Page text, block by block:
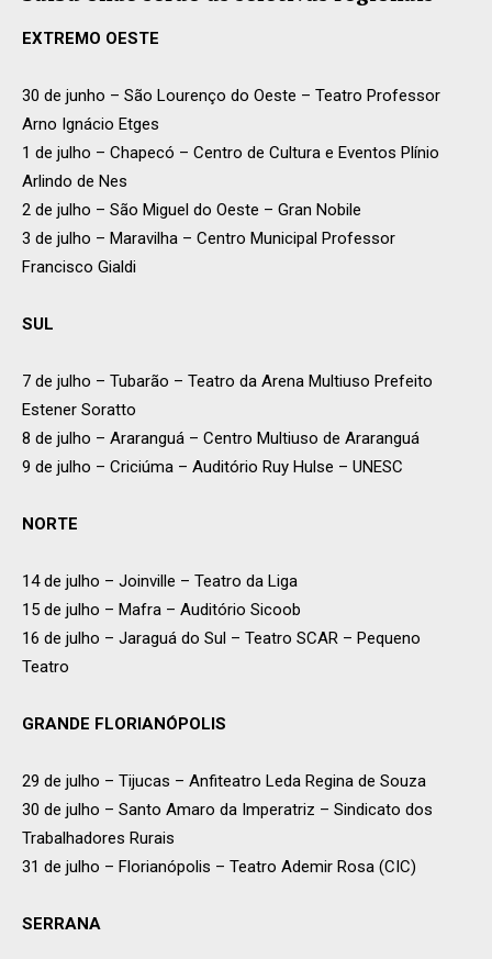
EXTREMO OESTE
30 de junho – São Lourenço do Oeste – Teatro Professor
Arno Ignácio Etges
1 de julho – Chapecó – Centro de Cultura e Eventos Plínio
Arlindo de Nes
2 de julho – São Miguel do Oeste – Gran Nobile
3 de julho – Maravilha – Centro Municipal Professor
Francisco Gialdi
SUL
7 de julho – Tubarão – Teatro da Arena Multiuso Prefeito
Estener Soratto
8 de julho – Araranguá – Centro Multiuso de Araranguá
9 de julho – Criciúma – Auditório Ruy Hulse – UNESC
NORTE
14 de julho – Joinville – Teatro da Liga
15 de julho – Mafra – Auditório Sicoob
16 de julho – Jaraguá do Sul – Teatro SCAR – Pequeno
Teatro
GRANDE FLORIANÓPOLIS
29 de julho – Tijucas – Anfiteatro Leda Regina de Souza
30 de julho – Santo Amaro da Imperatriz – Sindicato dos
Trabalhadores Rurais
31 de julho – Florianópolis – Teatro Ademir Rosa (CIC)
SERRANA